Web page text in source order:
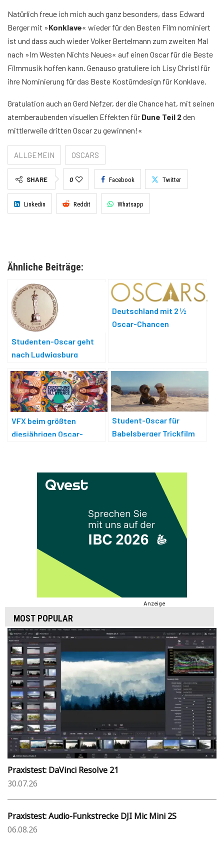
Natürlich freue ich mich auch ganz besonders, dass Edward
Berger mit »Konklave« wieder für den Besten Film nominiert
ist und dass auch wieder Volker Bertelmann zum zweiten Mal
nach »Im Westen Nichts Neues« auf einen Oscar für die Beste
Filmmusik hoffen kann. Genauso gratuliere ich Lisy Christl für
ihre Nominierung für das Beste Kostümdesign für Konklave.
Gratulation auch an Gerd Nefzer, der die Chance hat, mit seinen
atemberaubenden visuellen Effekten für Dune Teil 2den
mittlerweile dritten Oscar zu gewinnen!«
ALLGEMEIN OSCARS
SHARE 0 Facebook Twitter
Linkedin Reddit Whatsapp
Ähnliche Beiträge:
Studenten-Oscar geht
nach Ludwigsburg
Deutschland mit 2 ½
Oscar-Chancen
VFX beim größten
diesjährigen Oscar-
Student-Oscar für
Babelsberger Trickfilm
Anzeige
MOST POPULAR
Praxistest: DaVinci Resolve 21
30.07.26
Praxistest: Audio-Funkstrecke DJI Mic Mini 2S
06.08.26